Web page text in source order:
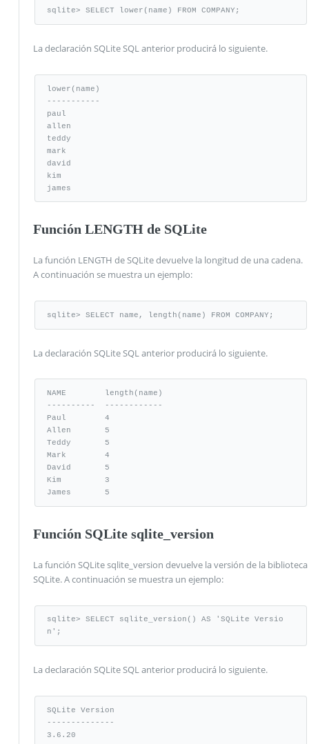
sqlite> SELECT lower(name) FROM COMPANY;
La declaración SQLite SQL anterior producirá lo siguiente.
lower(name)
-----------
paul
allen
teddy
mark
david
kim
james
Función LENGTH de SQLite
La función LENGTH de SQLite devuelve la longitud de una cadena.
A continuación se muestra un ejemplo:
sqlite> SELECT name, length(name) FROM COMPANY;
La declaración SQLite SQL anterior producirá lo siguiente.
NAME        length(name)
----------  ------------
Paul        4
Allen       5
Teddy       5
Mark        4
David       5
Kim         3
James       5
Función SQLite sqlite_version
La función SQLite sqlite_version devuelve la versión de la biblioteca
SQLite. A continuación se muestra un ejemplo:
sqlite> SELECT sqlite_version() AS 'SQLite Versio
n';
La declaración SQLite SQL anterior producirá lo siguiente.
SQLite Version
--------------
3.6.20